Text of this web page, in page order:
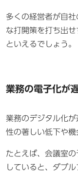
多くの経営者が自
な打開策を打ち出
といえるでしょう。
業務の電子化が
業務のデジタル化
性の著しい低下や機
たとえば、会議室
していると、ダブ